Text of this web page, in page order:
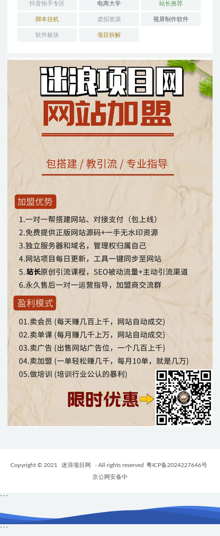
抖音快手专区 电商大学 站长推荐
脚本挂机 虚拟资源 视屏制作软件
软件板块 项目拆解
Copyright © 2021 迷浪项目网 - All rights reserved 粤ICP备2024227646号
京公网安备中
```
```